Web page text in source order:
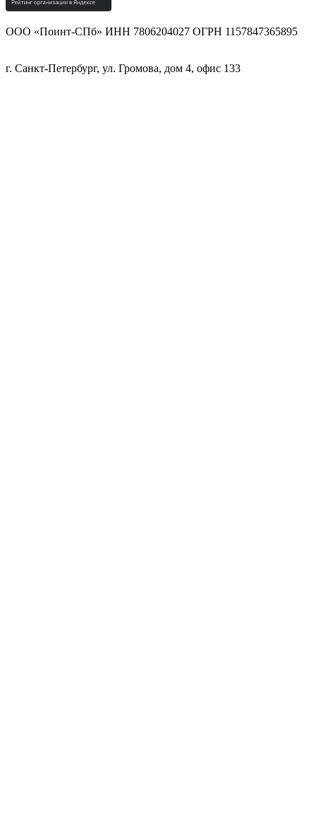
ООО «Поинт-СПб» ИНН 7806204027 ОГРН 1157847365895
г. Санкт-Петербург, ул. Громова, дом 4, офис 133